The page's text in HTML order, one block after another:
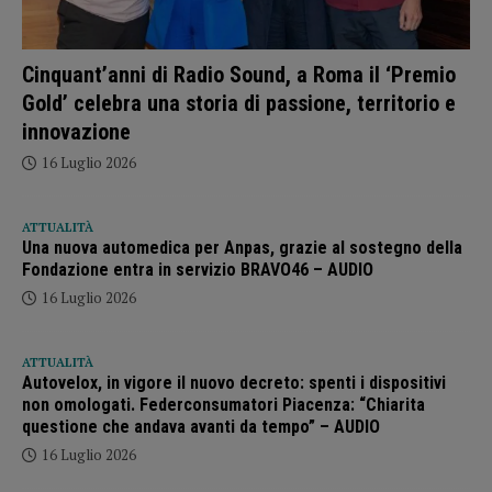
Cinquant’anni di Radio Sound, a Roma il ‘Premio
Gold’ celebra una storia di passione, territorio e
innovazione
16 Luglio 2026
ATTUALITÀ
Una nuova automedica per Anpas, grazie al sostegno della
Fondazione entra in servizio BRAVO46 – AUDIO
16 Luglio 2026
ATTUALITÀ
Autovelox, in vigore il nuovo decreto: spenti i dispositivi
non omologati. Federconsumatori Piacenza: “Chiarita
questione che andava avanti da tempo” – AUDIO
16 Luglio 2026